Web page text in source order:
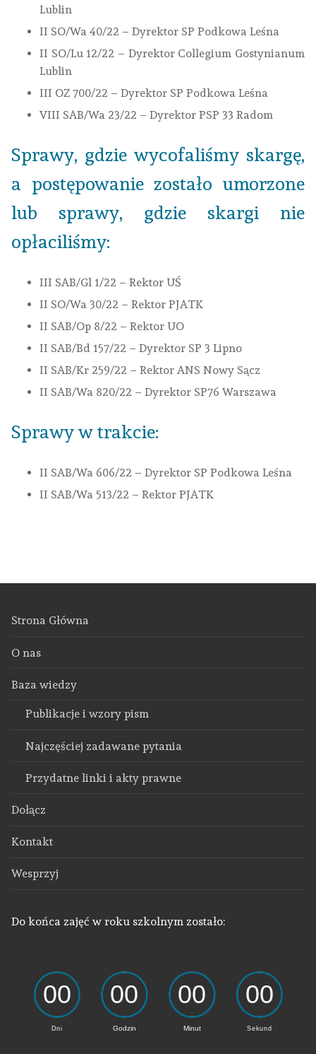
Lublin
II SO/Wa 40/22 – Dyrektor SP Podkowa Leśna
II SO/Lu 12/22 – Dyrektor Collegium Gostynianum
Lublin
III OZ 700/22 – Dyrektor SP Podkowa Leśna
VIII SAB/Wa 23/22 – Dyrektor PSP 33 Radom
Sprawy, gdzie wycofaliśmy skargę,
a postępowanie zostało umorzone
lub sprawy, gdzie skargi nie
opłaciliśmy:
III SAB/Gl 1/22 – Rektor UŚ
II SO/Wa 30/22 – Rektor PJATK
II SAB/Op 8/22 – Rektor UO
II SAB/Bd 157/22 – Dyrektor SP 3 Lipno
II SAB/Kr 259/22 – Rektor ANS Nowy Sącz
II SAB/Wa 820/22 – Dyrektor SP76 Warszawa
Sprawy w trakcie:
II SAB/Wa 606/22 – Dyrektor SP Podkowa Leśna
II SAB/Wa 513/22 – Rektor PJATK
Strona Główna
O nas
Baza wiedzy
Publikacje i wzory pism
Najczęściej zadawane pytania
Przydatne linki i akty prawne
Dołącz
Kontakt
Wesprzyj
Do końca zajęć w roku szkolnym zostało: